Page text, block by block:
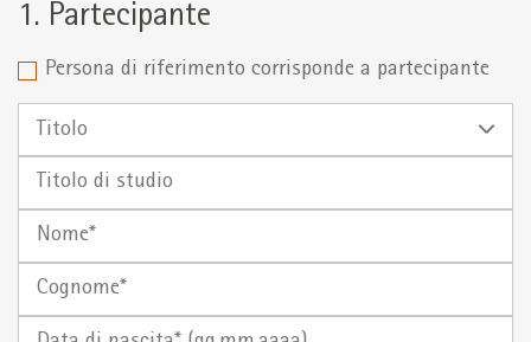
1. Partecipante
Persona di riferimento corrisponde a partecipante
Titolo
Titolo
studio
Nome
Cognome